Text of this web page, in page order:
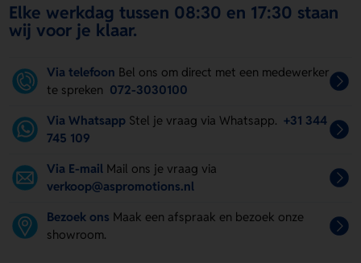
Elke werkdag tussen 08:30 en 17:30 staan
wij voor je klaar.
Via telefoon Bel ons om direct met een medewerker
te spreken 072-3030100
Via Whatsapp Stel je vraag via Whatsapp. +31 344
745 109
Via E-mail Mail ons je vraag via
verkoop@aspromotions.nl
Bezoek ons Maak een afspraak en bezoek onze
showroom.